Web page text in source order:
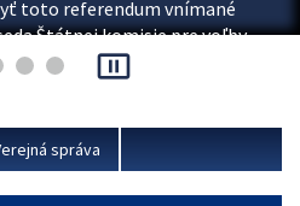
toto referendum vnímané
Štátnej komisie pre voľby
pause_presentation
správa